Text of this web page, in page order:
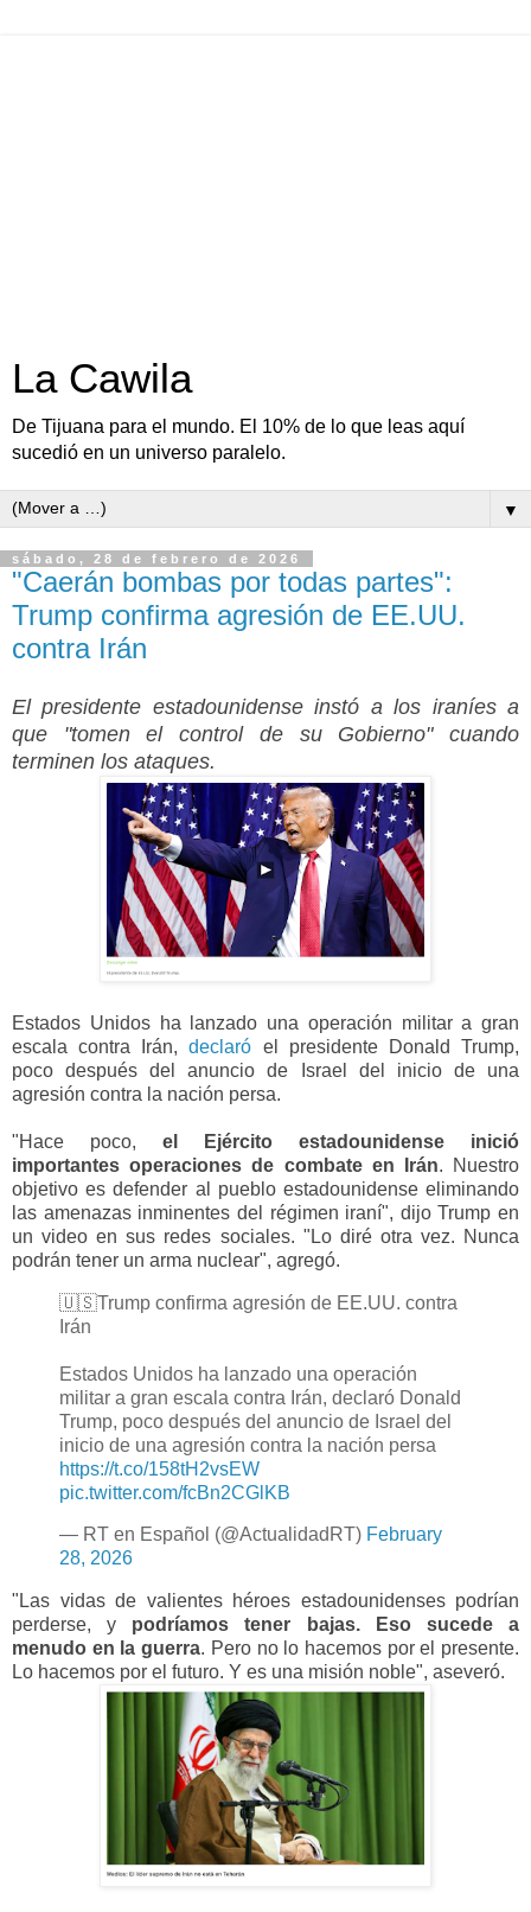
La Cawila
De Tijuana para el mundo. El 10% de lo que leas aquí
sucedió en un universo paralelo.
▼
sábado, 28 de febrero de 2026
"Caerán bombas por todas partes":
Trump confirma agresión de EE.UU.
contra Irán
El presidente estadounidense instó a los iraníes a
que "tomen el control de su Gobierno" cuando
terminen los ataques.
Estados Unidos ha lanzado una operación militar a gran
escala contra Irán,declaró el presidente Donald Trump,
poco después del anuncio de Israel del inicio de una
agresión contra la nación persa.
"Hace poco, el Ejército estadounidense inició
importantes operaciones de combate en Irán. Nuestro
objetivo es defender al pueblo estadounidense eliminando
las amenazas inminentes del régimen iraní", dijo Trump en
un video en sus redes sociales. "Lo diré otra vez. Nunca
podrán tener un arma nuclear", agregó.
🇺🇸Trump confirma agresión de EE.UU. contra
Irán
Estados Unidos ha lanzado una operación
militar a gran escala contra Irán, declaró Donald
Trump, poco después del anuncio de Israel del
inicio de una agresión contra la nación persa
https://t.co/158tH2vsEW
pic.twitter.com/fcBn2CGlKB
— RT en Español (@ActualidadRT) February
28, 2026
"Las vidas de valientes héroes estadounidenses podrían
perderse, y podríamos tener bajas. Eso sucede a
menudo en la guerra. Pero no lo hacemos por el presente.
Lo hacemos por el futuro. Y es una misión noble", aseveró.